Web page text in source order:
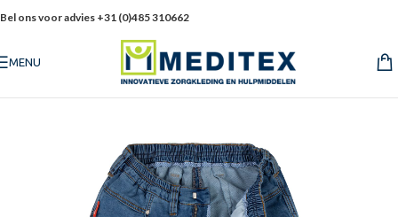
Bel ons voor advies +31 (0)485 310662
MENU